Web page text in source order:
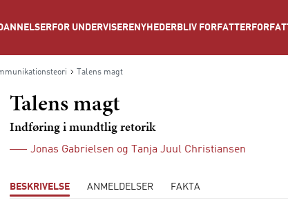
FOR UNDERVISERE NYHEDER BLIV FORFATTER
Talens magt
Talens magt
Indføring i mundtlig retorik
Jonas Gabrielsen og Tanja Juul Christiansen
BESKRIVELSE ANMELDELSER FAKTA